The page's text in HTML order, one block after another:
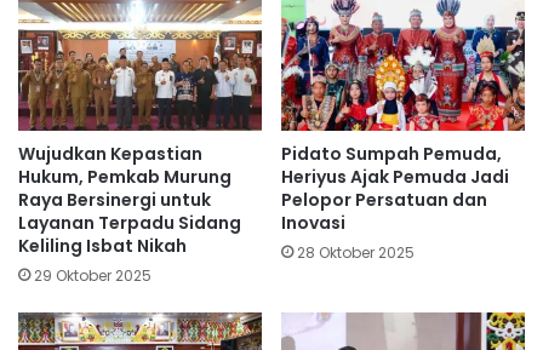
Wujudkan Kepastian
Hukum, Pemkab Murung
Raya Bersinergi untuk
Layanan Terpadu Sidang
Keliling Isbat Nikah
29 Oktober 2025
Pidato Sumpah Pemuda,
Heriyus Ajak Pemuda Jadi
Pelopor Persatuan dan
Inovasi
28 Oktober 2025